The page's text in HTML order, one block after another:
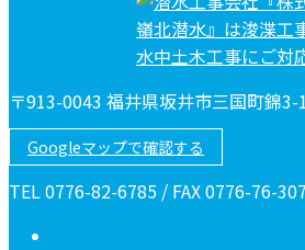
〒913-0043 福井県坂井市三国町錦3-
Googleマップで確認する
TEL 0776-82-6785 / FAX 0776-76-